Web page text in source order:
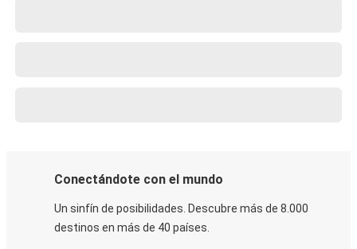
Conectándote con el mundo
Un sinfín de posibilidades. Descubre más de 8.000
destinos en más de 40 países.